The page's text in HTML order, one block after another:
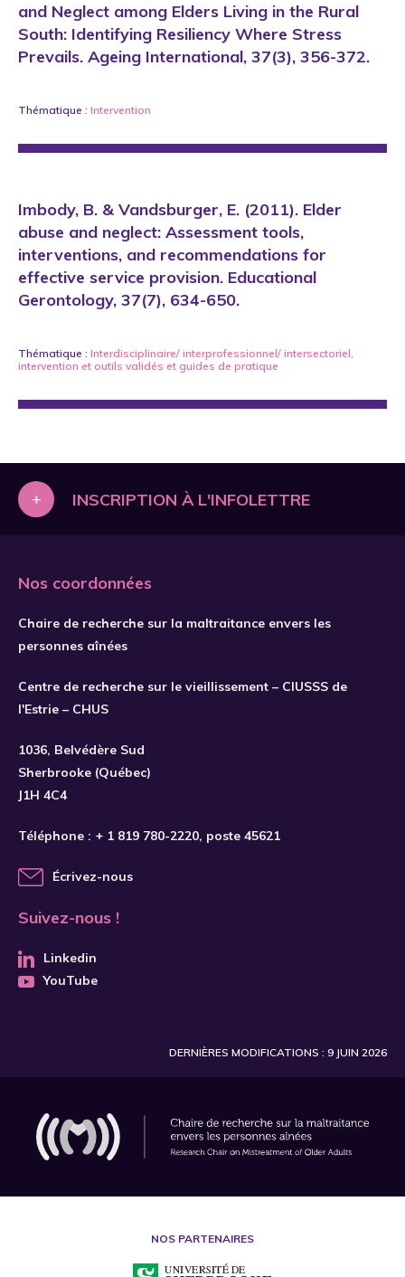
and Neglect among Elders Living in the Rural
South: Identifying Resiliency Where Stress
Prevails. Ageing International, 37(3), 356-372.
Thématique : Intervention
Imbody, B. & Vandsburger, E. (2011). Elder
abuse and neglect: Assessment tools,
interventions, and recommendations for
effective service provision. Educational
Gerontology, 37(7), 634-650.
Thématique : Interdisciplinaire/ interprofessionnel/ intersectoriel,
intervention et outils validés et guides de pratique
+ INSCRIPTION À L'INFOLETTRE
Nos coordonnées
Chaire de recherche sur la maltraitance envers les
personnes aînées
Centre de recherche sur le vieillissement – CIUSSS de
l'Estrie – CHUS
1036, Belvédère Sud
Sherbrooke (Québec)
J1H 4C4
Téléphone : + 1 819 780-2220, poste 45621
Écrivez-nous
Suivez-nous !
Linkedin
YouTube
DERNIÈRES MODIFICATIONS : 9 JUIN 2026
NOS PARTENAIRES